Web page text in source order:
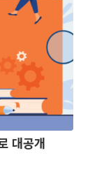
대공개